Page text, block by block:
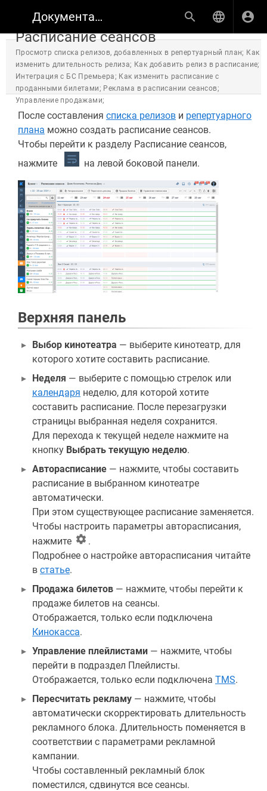
Документация по продуктам КИНОПЛАН
Расписание сеансов
Просмотр списка релизов, добавленных в репертуарный план; Как
изменить длительность релиза; Как добавить релиз в расписание;
Интеграция с БС Премьера; Как изменить расписание с
проданными билетами; Реклама в расписании сеансов;
Управление продажами;
После составления списка релизов и репертуарного
плана можно создать расписание сеансов.
Чтобы перейти к разделу Расписание сеансов,
нажмите
на левой боковой панели.
Верхняя панель
Выбор кинотеатра — выберите кинотеатр, для
которого хотите составить расписание.
Неделя — выберите с помощью стрелок или
календаря неделю, для которой хотите
составить расписание. После перезагрузки
страницы выбранная неделя сохранится.
Для перехода к текущей неделе нажмите на
кнопку Выбрать текущую неделю.
Авторасписание — нажмите, чтобы составить
расписание в выбранном кинотеатре
автоматически.
При этом существующее расписание заменяется.
Чтобы настроить параметры авторасписания,
нажмите
.
Подробнее о настройке авторасписания читайте
в статье.
Продажа билетов — нажмите, чтобы перейти к
продаже билетов на сеансы.
Отображается, только если подключена
Кинокасса.
Управление плейлистами — нажмите, чтобы
перейти в подраздел Плейлисты.
Отображается, только если подключена TMS.
Пересчитать рекламу — нажмите, чтобы
автоматически скорректировать длительность
рекламного блока. Длительность поменяется в
соответствии с параметрами рекламной
кампании.
Чтобы составленный рекламный блок
поместился, сдвинутся все сеансы.